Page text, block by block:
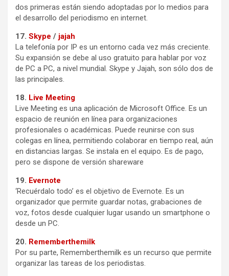
dos primeras están siendo adoptadas por lo medios para
el desarrollo del periodismo en internet.
17. Skype / jajah
La telefonía por IP es un entorno cada vez más creciente.
Su expansión se debe al uso gratuito para hablar por voz
de PC a PC, a nivel mundial. Skype y Jajah, son sólo dos de
las principales.
18. Live Meeting
Live Meeting es una aplicación de Microsoft Office. Es un
espacio de reunión en línea para organizaciones
profesionales o académicas. Puede reunirse con sus
colegas en línea, permitiendo colaborar en tiempo real, aún
en distancias largas. Se instala en el equipo. Es de pago,
pero se dispone de versión shareware
19. Evernote
‘Recuérdalo todo’ es el objetivo de Evernote. Es un
organizador que permite guardar notas, grabaciones de
voz, fotos desde cualquier lugar usando un smartphone o
desde un PC.
20. Rememberthemilk
Por su parte, Rememberthemilk es un recurso que permite
organizar las tareas de los periodistas.